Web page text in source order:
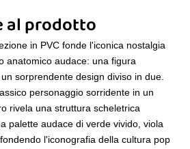
al prodotto
in PVC fonde l'iconica nostalgia
anatomico audace: una figura
sorprendente design diviso in due.
personaggio sorridente in un
rivela una struttura scheletrica
palette audace di verde vivido, viola
l'iconografia della cultura pop